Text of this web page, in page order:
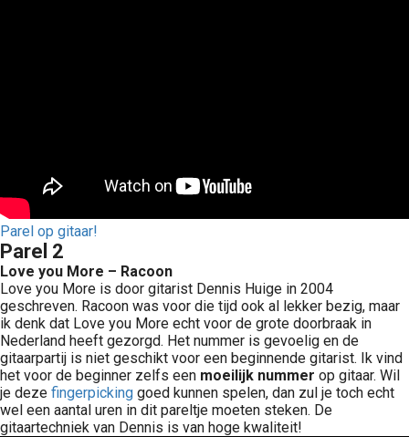
Parel op gitaar!
Parel 2
Love you More – Racoon
Love you More is door gitarist Dennis Huige in 2004
geschreven. Racoon was voor die tijd ook al lekker bezig, maar
ik denk dat Love you More echt voor de grote doorbraak in
Nederland heeft gezorgd. Het nummer is gevoelig en de
gitaarpartij is niet geschikt voor een beginnende gitarist. Ik vind
het voor de beginner zelfs een moeilijk nummer op gitaar. Wil
je deze fingerpicking goed kunnen spelen, dan zul je toch echt
wel een aantal uren in dit pareltje moeten steken. De
gitaartechniek van Dennis is van hoge kwaliteit!